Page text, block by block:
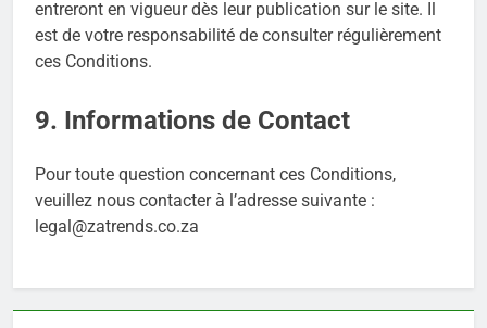
entreront en vigueur dès leur publication sur le site. Il
est de votre responsabilité de consulter régulièrement
ces Conditions.
9. Informations de Contact
Pour toute question concernant ces Conditions,
veuillez nous contacter à l’adresse suivante :
legal@zatrends.co.za